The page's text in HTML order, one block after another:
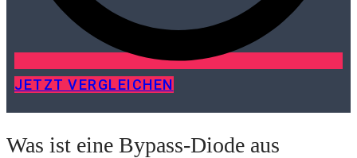
JETZT VERGLEICHEN
Was ist eine Bypass-Diode aus